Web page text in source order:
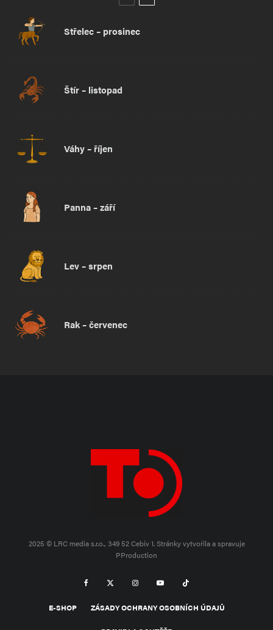
Střelec – prosinec
Štír – listopad
Váhy – říjen
Panna – září
Lev – srpen
Rak – červenec
2025 © LRC media s.r.o., 349 52 Cebiv 1.Stránky vytvořila a spravuje
PProduction
E-SHOP ZÁSADY OCHRANY OSOBNÍCH ÚDAJŮ